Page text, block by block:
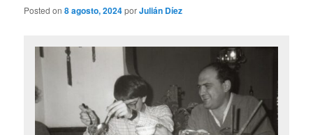
Posted on8 agosto, 2024porJulián Díez